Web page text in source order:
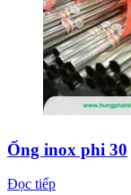
Ống inox phi 30
Đọc tiếp